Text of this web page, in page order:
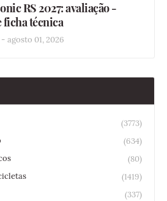
RS 2027: avaliação -
ficha técnica
- agosto 01, 2026
(3773)
(634)
(80)
(1419)
(337)